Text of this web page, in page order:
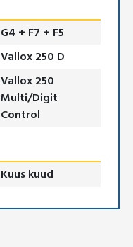
G4 + F7 + F5
Vallox 250 D
Vallox 250
Multi/Digit
Control
Kuus kuud